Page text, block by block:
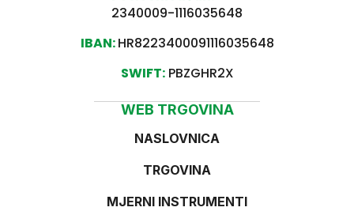
2340009-1116035648
IBAN:HR8223400091116035648
SWIFT:PBZGHR2X
WEB TRGOVINA
NASLOVNICA
TRGOVINA
MJERNI INSTRUMENTI